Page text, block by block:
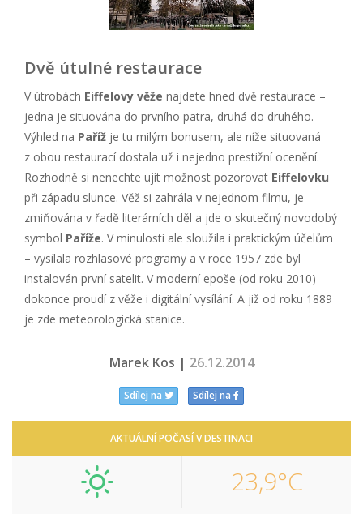
Dvě útulné restaurace
V útrobách Eiffelovy věže najdete hned dvě restaurace –
jedna je situována do prvního patra, druhá do druhého.
Výhled na Paříž je tu milým bonusem, ale níže situovaná
z obou restaurací dostala už i nejedno prestižní ocenění.
Rozhodně si nenechte ujít možnost pozorovat Eiffelovku
při západu slunce. Věž si zahrála v nejednom filmu, je
zmiňována v řadě literárních děl a jde o skutečný novodobý
symbol Paříže. V minulosti ale sloužila i praktickým účelům
– vysílala rozhlasové programy a v roce 1957 zde byl
instalován první satelit. V moderní epoše (od roku 2010)
dokonce proudí z věže i digitální vysílání. A již od roku 1889
je zde meteorologická stanice.
Marek Kos | 26.12.2014
Sdílej na Sdílej na
AKTUÁLNÍ POČASÍ V DESTINACI
23,9°C